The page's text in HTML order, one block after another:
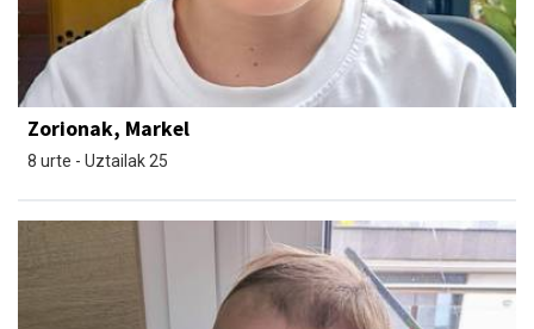
Zorionak, Markel
8 urte - Uztailak 25